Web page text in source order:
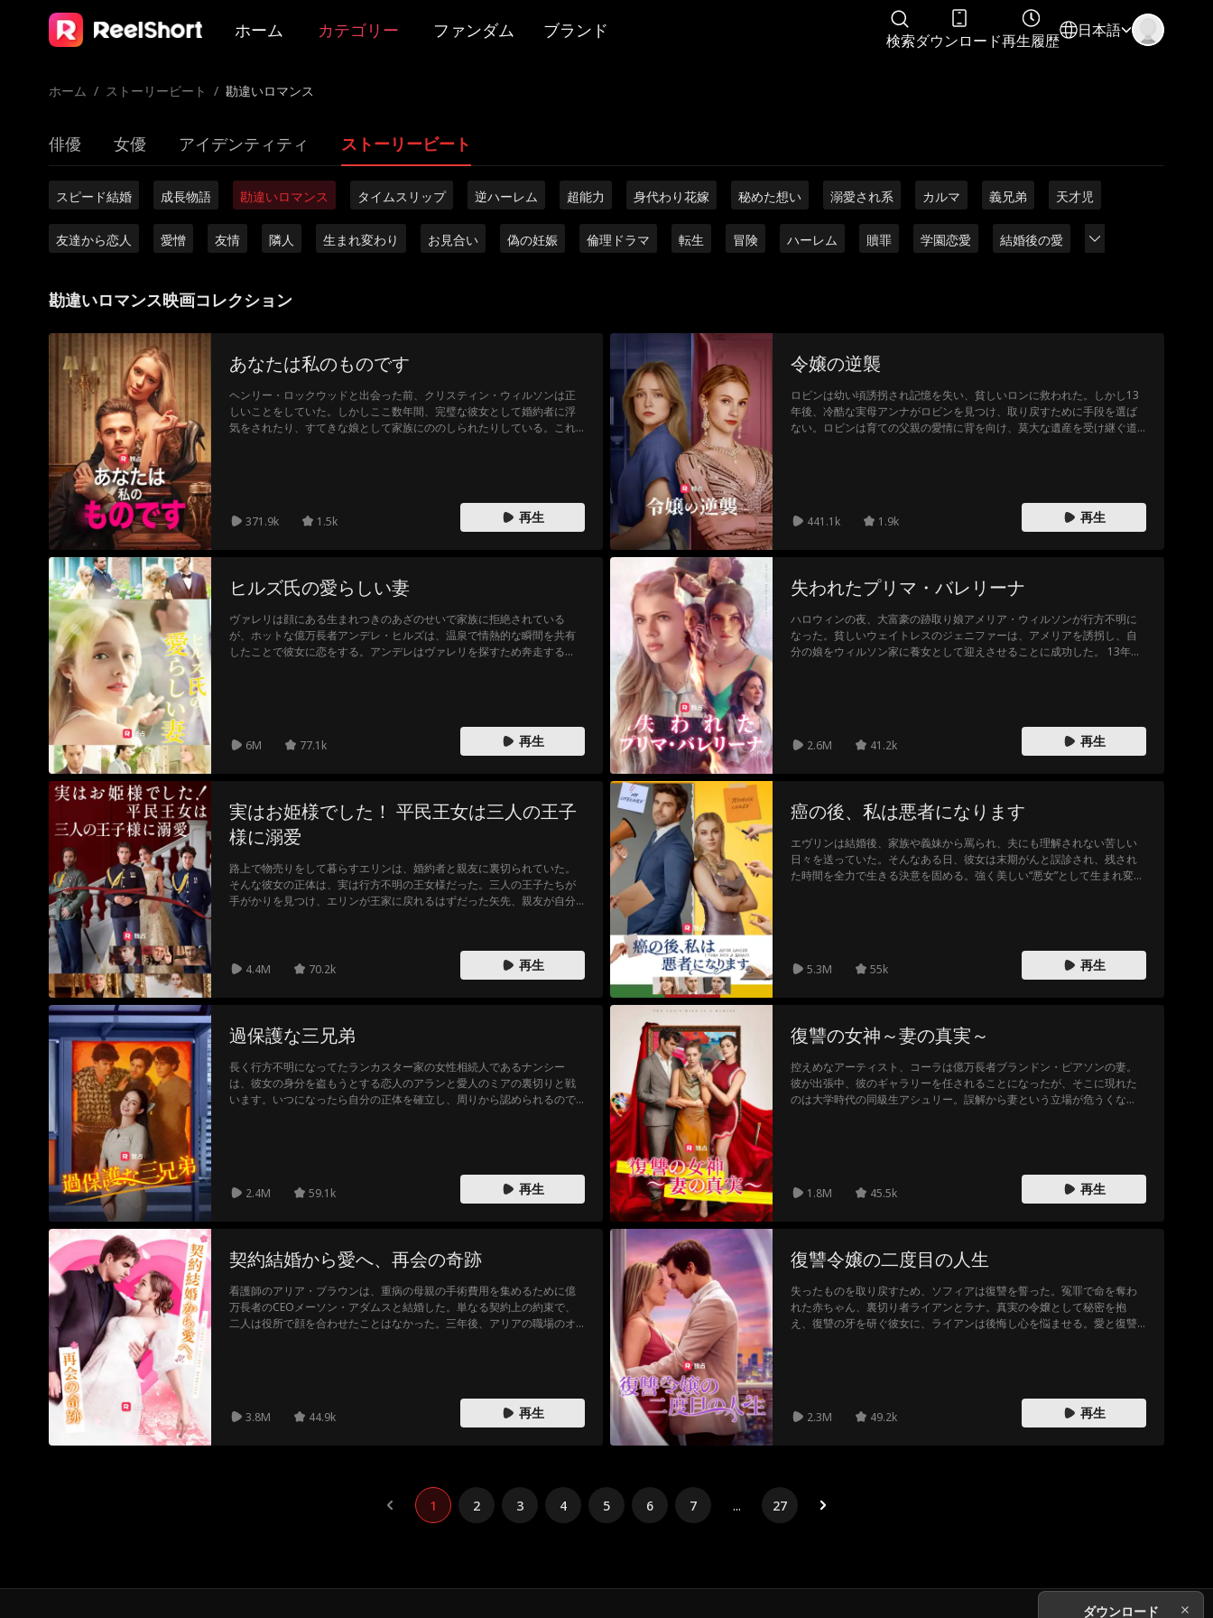
ホーム カテゴリー ファンダム ブランド
検索ダウンロード再生履歴
日本語
ホーム / ストーリービート / 勘違いロマンス
俳優 女優 アイデンティティ ストーリービート
スピード結婚 成長物語 勘違いロマンス タイムスリップ 逆ハーレム 超能力 身代わり花嫁 秘めた想い 溺愛され系 カルマ 義兄弟 天才児
友達から恋人 愛憎 友情 隣人 生まれ変わり お見合い 偽の妊娠 倫理ドラマ 転生 冒険 ハーレム 贖罪 学園恋愛 結婚後の愛
勘違いロマンス映画コレクション
あなたは私のものです
ヘンリー・ロックウッドと出会った前、クリスティン・ウィルソンは正
しいことをしていた。しかしここ数年間、完璧な彼女として婚約者に浮
気をされたり、すてきな娘として家族にののしられたりしている。これ
371.9k
1.5k 再生
令嬢の逆襲
ロビンは幼い頃誘拐され記憶を失い、貧しいロンに救われた。しかし13
年後、冷酷な実母アンナがロビンを見つけ、取り戻すために手段を選ば
ない。ロビンは育ての父親の愛情に背を向け、莫大な遺産を受け継ぐ道
441.1k 1.9k 再生
ヒルズ氏の愛らしい妻
ヴァレリは顔にある生まれつきのあざのせいで家族に拒絶されている
が、ホットな億万長者アンデレ・ヒルズは、温泉で情熱的な瞬間を共有
したことで彼女に恋をする。アンデレはヴァレリを探すため奔走する
6M 77.1k 再生
失われたプリマ・バレリーナ
ハロウィンの夜、大富豪の跡取り娘アメリア・ウィルソンが行方不明に
なった。貧しいウェイトレスのジェニファーは、アメリアを誘拐し、自
分の娘をウィルソン家に養女として迎えさせることに成功した。 13年
2.6M 41.2k 再生
実はお姫様でした！ 平民王女は三人の王子
様に溺爱
路上で物売りをして暮らすエリンは、婚約者と親友に裏切られていた。
そんな彼女の正体は、実は行方不明の王女様だった。三人の王子たちが
手がかりを見つけ、エリンが王家に戻れるはずだった矢先、親友が自分
4.4M 70.2k 再生
癌の後、私は悪者になります
エヴリンは結婚後、家族や義妹から罵られ、夫にも理解されない苦しい
日々を送っていた。そんなある日、彼女は末期がんと誤診され、残され
た時間を全力で生きる決意を固める。強く美しい“悪女”として生まれ変わ
5.3M 55k 再生
過保護な三兄弟
長く行方不明になってたランカスター家の女性相続人であるナンシー
は、彼女の身分を盗もうとする恋人のアランと愛人のミアの裏切りと戦
います。いつになったら自分の正体を確立し、周りから認められるので
2.4M 59.1k 再生
復讐の女神～妻の真実～
控えめなアーティスト、コーラは億万長者ブランドン・ピアソンの妻。
彼が出張中、彼のギャラリーを任されることになったが、そこに現れた
のは大学時代の同級生アシュリー。誤解から妻という立場が危うくな
1.8M 45.5k 再生
契約結婚から愛へ、再会の奇跡
看護師のアリア・ブラウンは、重病の母親の手術費用を集めるために億
万長者のCEOメーソン・アダムスと結婚した。単なる契約上の約束で、
二人は役所で顔を合わせたことはなかった。三年後、アリアの職場のオ
3.8M 44.9k 再生
復讐令嬢の二度目の人生
失ったものを取り戻すため、ソフィアは復讐を誓った。冤罪で命を奪わ
れた赤ちゃん、裏切り者ライアンとラナ。真実の令嬢として秘密を抱
え、復讐の牙を研ぐ彼女に、ライアンは後悔し心を悩ませる。愛と復讐
2.3M 49.2k 再生
1 2 3 4 5 6 7 ... 27
ダウンロード